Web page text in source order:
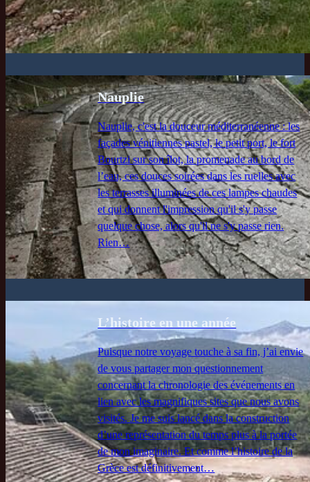
Nauplie
Nauplie, c'est la douceur méditerranéenne : les
façades vénitiennes pastel, le petit port, le fort
Bourtzi sur son îlot, la promenade au bord de
l’eau, ces douces soirées dans les ruelles avec
les terrasses illuminées de ces lampes chaudes
et qui donnent l'impression qu'il s'y passe
quelque chose, alors qu'il ne s'y passe rien.
Rien…
L’histoire en une année
Puisque notre voyage touche à sa fin, j’ai envie
de vous partager mon questionnement
concernant la chronologie des événements en
lien avec les magnifiques sites que nous avons
visités. Je me suis lancé dans la construction
d’une représentation du temps plus à la portée
de mon imaginaire. Et comme l’histoire de la
Grèce est définitivement…